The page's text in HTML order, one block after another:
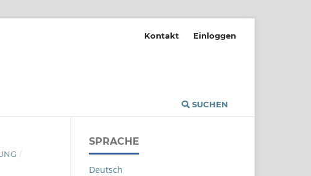
SUCHEN
Kontakt Einloggen
/
SPRACHE
Deutsch